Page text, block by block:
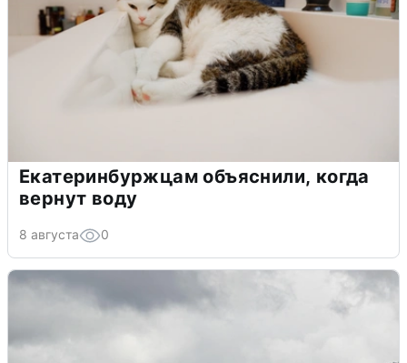
Екатеринбуржцам объяснили, когда
вернут воду
8 августа 0